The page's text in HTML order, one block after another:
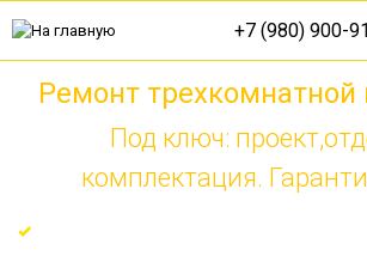
+7 (980) 900-
Ремонт трехкомнатной
Под ключ:
комплектация.